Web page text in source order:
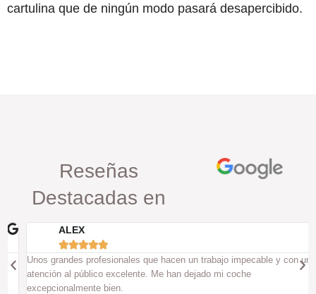
cartulina que de ningún modo pasará desapercibido.
Reseñas
Destacadas en
ALEX

Unos grandes profesionales que hacen un trabajo impecable y con un
atención al público excelente. Me han dejado mi coche
excepcionalmente bien.